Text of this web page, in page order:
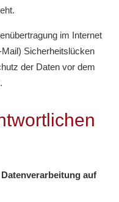
im Internet
Sicherheitslücken
der Daten vor dem
auf